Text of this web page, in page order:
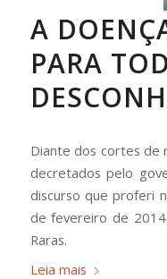
A
PARA
Diante dos cortes de
decretados pelo
discurso que proferi
de fevereiro de
Raras.
Leia mais